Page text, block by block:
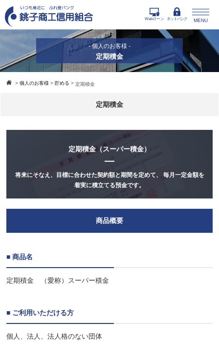
MENU
Webローン ネットバンク
- 個人のお客様 -
定期積金
>個人のお客様 > 貯める >定期積金
定期積金
定期積金（スーパー積金）
将来にそなえ、目標に合わせた契約額と期間を定めて、
毎月一定金額を
着実に積立てる預金です。
商品概要
■ 商品名
定期積金 （愛称）スーパー積金
■ ご利用いただける方
個人、法人、法人格のない団体